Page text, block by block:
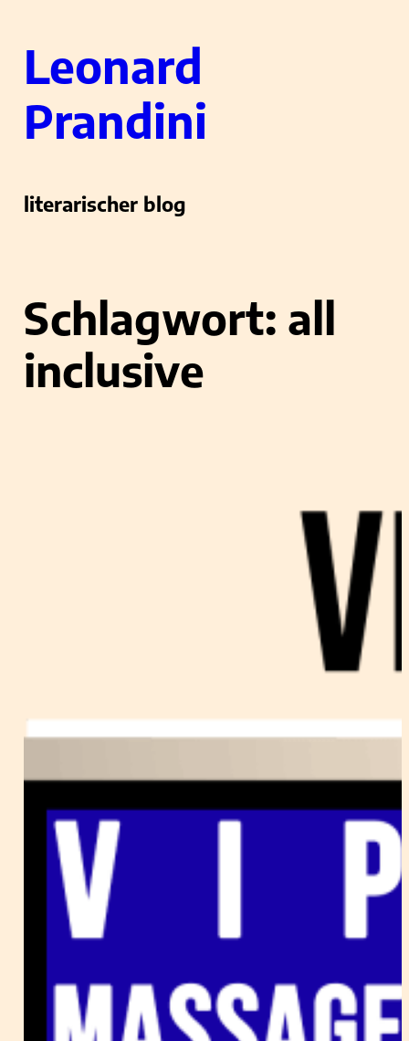
Inhalt
springen
Leonard
Prandini
literarischer blog
Schlagwort: all
inclusive